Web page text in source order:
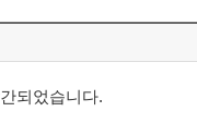
되었습니다.